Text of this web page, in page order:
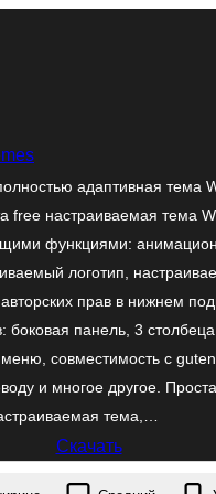
адаптивная тема
free настраиваемая тема
функциями:
логотип,
авторских прав в нижнем
боковая панель, 3
совместимость с
и многое другое.
тема,…
Скачать
artgallery.1.5.8.zip